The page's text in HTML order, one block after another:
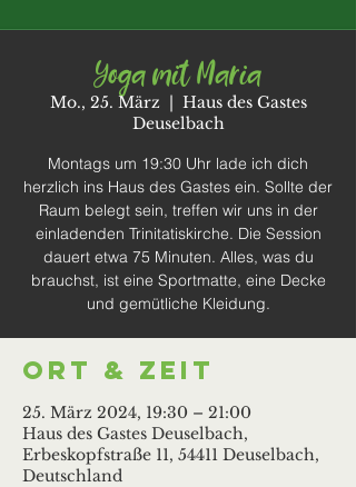
Yoga mit Maria
Mo., 25. März
  |
Haus des Gastes
Deuselbach
Montags um 19:30 Uhr lade ich dich
herzlich ins Haus des Gastes ein. Sollte der
Raum belegt sein, treffen wir uns in der
einladenden Trinitatiskirche. Die Session
dauert etwa 75 Minuten. Alles, was du
brauchst, ist eine Sportmatte, eine Decke
und gemütliche Kleidung.
Ort & Zeit
25. März 2024, 19:30 – 21:00
Haus des Gastes Deuselbach,
Erbeskopfstraße 11, 54411 Deuselbach,
Deutschland